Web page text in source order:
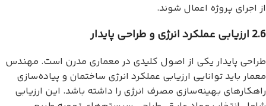
از اجرای پروژه اعمال شوند.
2.6 ارزیابی عملکرد انرژی و طراحی پایدار
طراحی پایدار یکی از اصول کلیدی در معماری مدرن است. مهندس
معمار باید توانایی ارزیابی عملکرد انرژی ساختمان و پیاده‌سازی
راهکارهای بهینه‌سازی مصرف انرژی را داشته باشد. این ارزیابی